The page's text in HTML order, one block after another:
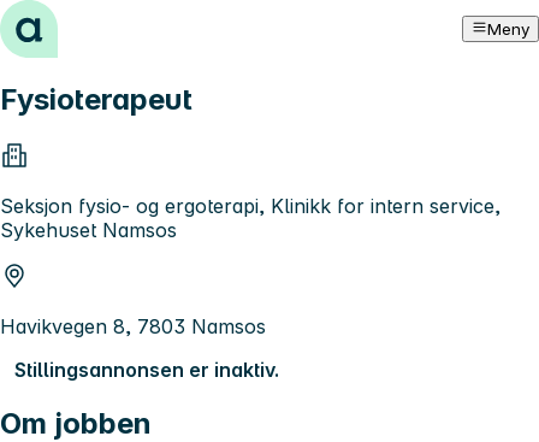
Hopp til innhold Meny
Fysioterapeut
Seksjon fysio- og ergoterapi, Klinikk for intern service,
Sykehuset Namsos
Havikvegen 8, 7803 Namsos
Stillingsannonsen er inaktiv.
Om jobben